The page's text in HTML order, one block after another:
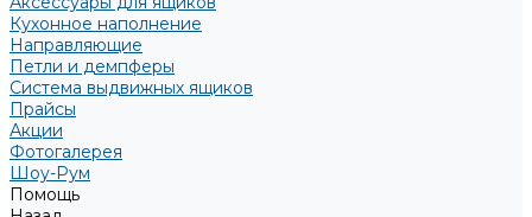
Кухонное наполнение
Направляющие
Петли и демпферы
Система выдвижных ящиков
Прайсы
Акции
Фотогалерея
Шоу-Рум
Помощь